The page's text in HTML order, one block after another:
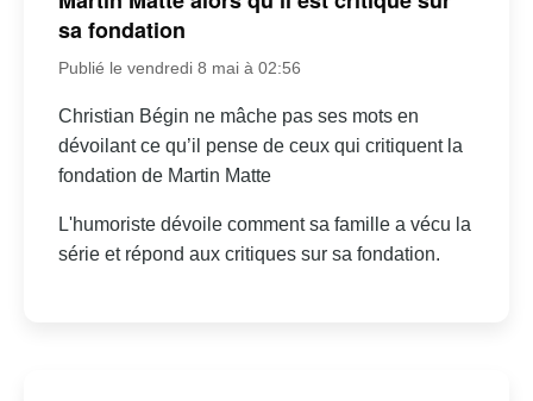
sa fondation
Publié le vendredi 8 mai à 02:56
Christian Bégin ne mâche pas ses mots en
dévoilant ce qu’il pense de ceux qui critiquent la
fondation de Martin Matte
L'humoriste dévoile comment sa famille a vécu la
série et répond aux critiques sur sa fondation.